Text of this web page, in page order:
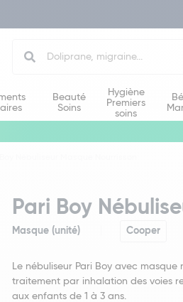
Beauté
Soins
Hygiène
Premiers
soins
Pari Boy
Masque (unité) Cooper
Le nébuliseur Pari Boy avec masque
traitement par inhalation des voies
aux enfants de 1 à 3 ans.